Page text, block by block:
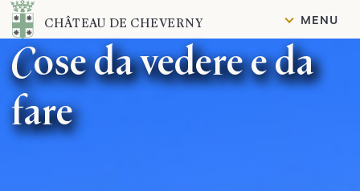
Contenuto
CHÂTEAU DE CHEVERNY MENU
Cose da vedere e da
fare